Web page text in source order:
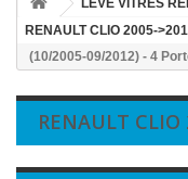
LEVE VITRES
RENAULT CLIO 2005-
(10/2005-09/2012) - 4
RENAULT